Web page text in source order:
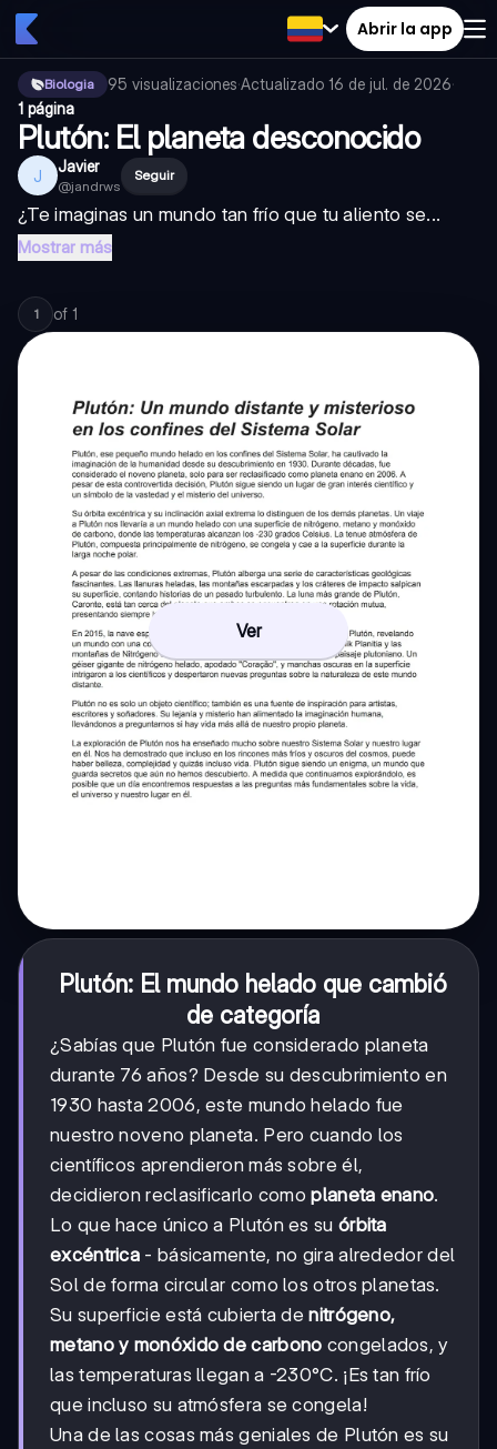
Abrir la app
Biologia 95 visualizaciones·Actualizado 16 de jul. de 2026·
1 página
Plutón: El planeta desconocido
J Javier
@jandrws
Seguir
¿Te imaginas un mundo tan frío que tu aliento se...
Mostrar más
1 of 1
Ver
Plutón: El mundo helado que cambió
de categoría
¿Sabías que Plutón fue considerado planeta
durante 76 años? Desde su descubrimiento en
1930 hasta 2006, este mundo helado fue
nuestro noveno planeta. Pero cuando los
científicos aprendieron más sobre él,
decidieron reclasificarlo comoplaneta enano.
Lo que hace único a Plutón es su órbita
excéntrica - básicamente, no gira alrededor del
Sol de forma circular como los otros planetas.
Su superficie está cubierta denitrógeno,
metano y monóxido de carbono congelados, y
las temperaturas llegan a -230°C. ¡Es tan frío
que incluso su atmósfera se congela!
Una de las cosas más geniales de Plutón es su